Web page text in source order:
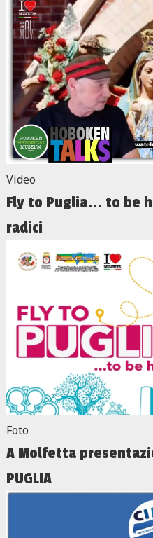
Video
Fly to Puglia... to be
radici
Foto
A Molfetta
PUGLIA